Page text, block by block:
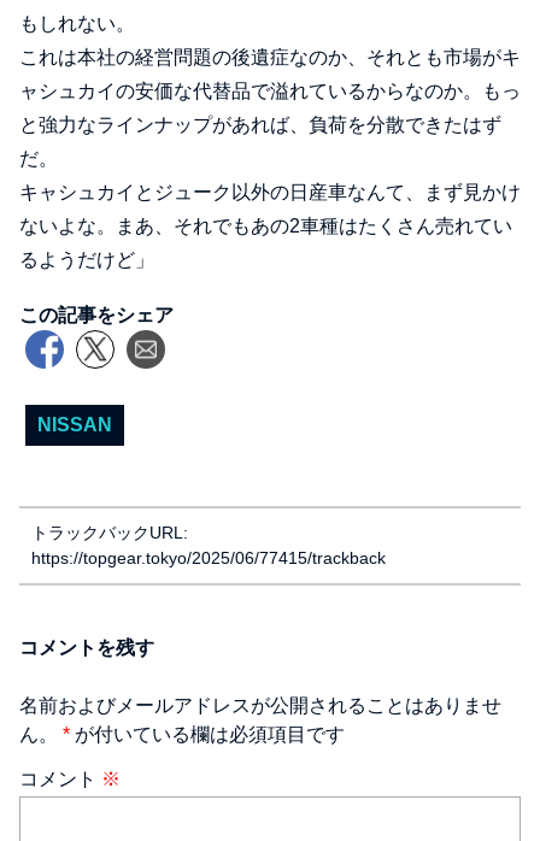
もしれない。
これは本社の経営問題の後遺症なのか、それとも市場がキ
ャシュカイの安価な代替品で溢れているからなのか。もっ
と強力なラインナップがあれば、負荷を分散できたはず
だ。
キャシュカイとジューク以外の日産車なんて、まず見かけ
ないよな。まあ、それでもあの2車種はたくさん売れてい
るようだけど」
この記事をシェア
NISSAN
トラックバックURL:
https://topgear.tokyo/2025/06/77415/trackback
コメントを残す
名前およびメールアドレスが公開されることはありませ
ん。 * が付いている欄は必須項目です
コメント ※